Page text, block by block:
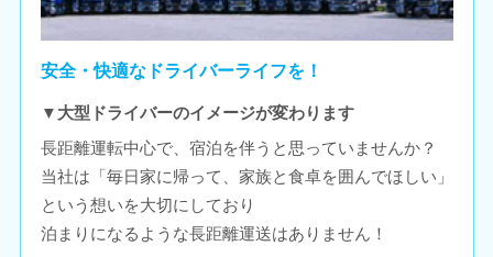
安全・快適なドライバーライフを！
▼大型ドライバーのイメージが変わります
長距離運転中心で、宿泊を伴うと思っていませんか？
当社は「毎日家に帰って、家族と食卓を囲んでほしい」
という想いを大切にしており
泊まりになるような長距離運送はありません！